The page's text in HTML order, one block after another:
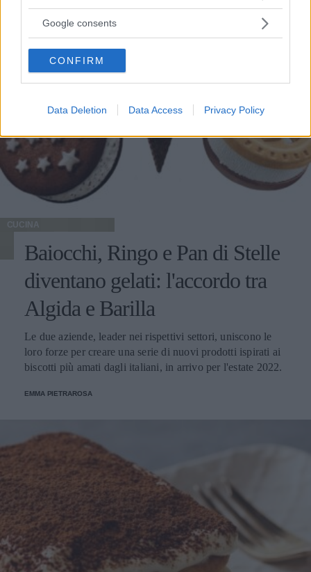
not limited to your visit or usage behaviour. You may click to
use your data for below specified purposes in below Google
consent section.
Google consents
CONFIRM
Data Deletion Data Access Privacy Policy
CUCINA
Baiocchi, Ringo e Pan di Stelle
diventano gelati: l'accordo tra
Algida e Barilla
Le due aziende, leader nei rispettivi settori, uniscono le
loro forze per creare una serie di nuovi prodotti ispirati ai
biscotti più amati dagli italiani, in arrivo per l'estate 2022.
EMMA PIETRAROSA